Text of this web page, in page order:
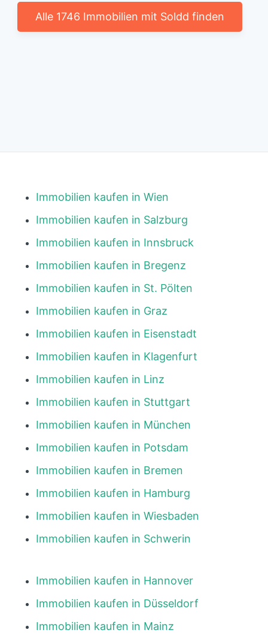
Alle 1746 Immobilien mit Soldd finden
Immobilien kaufen in Wien
Immobilien kaufen in Salzburg
Immobilien kaufen in Innsbruck
Immobilien kaufen in Bregenz
Immobilien kaufen in St. Pölten
Immobilien kaufen in Graz
Immobilien kaufen in Eisenstadt
Immobilien kaufen in Klagenfurt
Immobilien kaufen in Linz
Immobilien kaufen in Stuttgart
Immobilien kaufen in München
Immobilien kaufen in Potsdam
Immobilien kaufen in Bremen
Immobilien kaufen in Hamburg
Immobilien kaufen in Wiesbaden
Immobilien kaufen in Schwerin
Immobilien kaufen in Hannover
Immobilien kaufen in Düsseldorf
Immobilien kaufen in Mainz